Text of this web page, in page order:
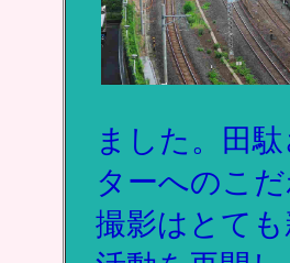
ました。田
ターへのこ
撮影はとて